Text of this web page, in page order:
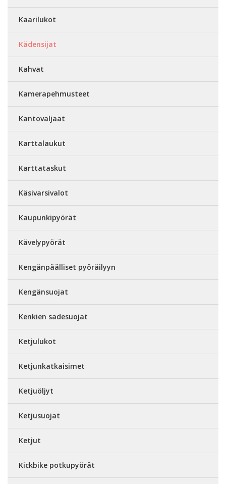
Kaarilukot
Kädensijat
Kahvat
Kamerapehmusteet
Kantovaljaat
Karttalaukut
Karttataskut
Käsivarsivalot
Kaupunkipyörät
Kävelypyörät
Kengänpäälliset pyöräilyyn
Kengänsuojat
Kenkien sadesuojat
Ketjulukot
Ketjunkatkaisimet
Ketjuöljyt
Ketjusuojat
Ketjut
Kickbike potkupyörät